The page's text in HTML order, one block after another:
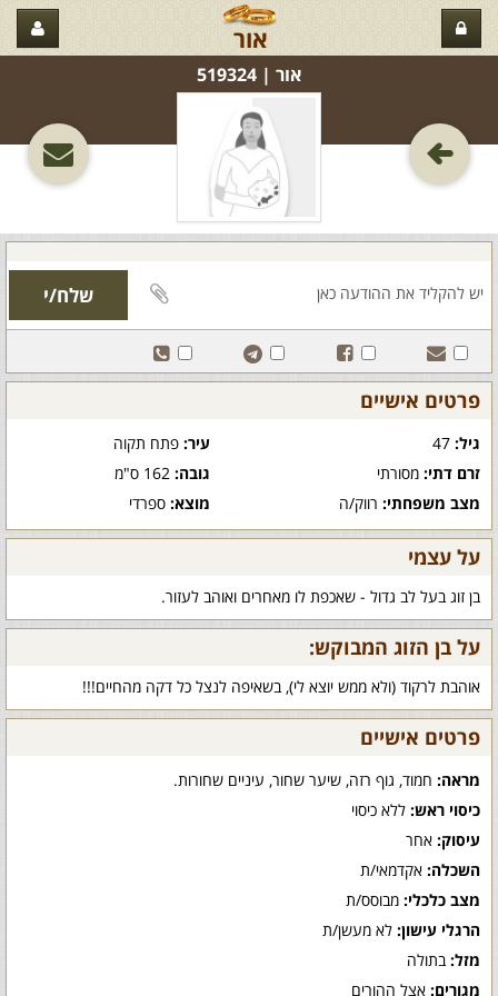
אור
אור‏ | 519324
פרטים אישיים
גיל: עיר:פתח תקוה
זרם דתי: מסורתי גובה:162 ס"מ
מצב משפחתי: רווק/ה מוצא:ספרדי
על עצמי
בן זוג בעל לב גדול - שאכפת לו מאחרים ואוהב לעזור.
על בן הזוג המבוקש:
אוהבת לרקוד (ולא ממש יוצא לי), בשאיפה לנצל כל דקה מהחיים!!!
פרטים אישיים
מראה: חמוד, גוף רזה, שיער שחור, עיניים שחורות.
כיסוי ראש: ללא כיסוי
עיסוק: אחר
השכלה: אקדמאי/ת
מצב כלכלי: מבוסס/ת
הרגלי עישון: לא מעשן/ת
מזל: בתולה
מגורים: אצל ההורים